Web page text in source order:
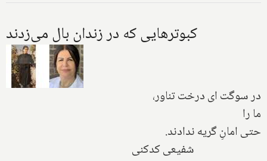
کبوترهایی که در زندان بال می‌زدند
در سوگت ای درخت تناور،
ما را
حتی امانِ گریه ندادند.
شفیعی کدکنی